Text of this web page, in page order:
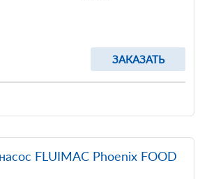
ЗАКАЗАТЬ
FLUIMAC Phoenix FOOD